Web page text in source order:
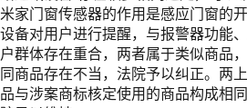
米家门窗传感器的作用是感应门窗的
设备对用户进行提醒，与报警器功能
户群体存在重合，两者属于类似商品
同商品存在不当，法院予以纠正。两
品与涉案商标核定使用的商品构成相